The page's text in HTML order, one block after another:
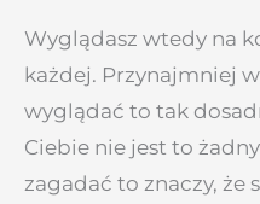
Wyglądasz wtedy na
każdej. Przynajmniej
wyglądać to tak
Ciebie nie jest to
zagadać to znaczy, że